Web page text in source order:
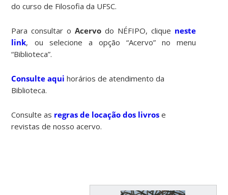
do curso de Filosofia da UFSC.
Para consultar oAcervo do NÉFIPO, clique neste
link, ou selecione a opção “Acervo” no menu
“Biblioteca”.
Consulte aqui horários de atendimento da
Biblioteca.
Consulte as regras de locação dos livros e
revistas de nosso acervo.